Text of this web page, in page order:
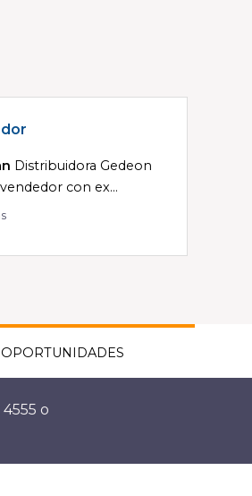
Distribuidora Gedeon
con ex...
OPORTUNIDADES
o